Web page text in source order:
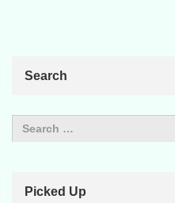
Search
Picked Up